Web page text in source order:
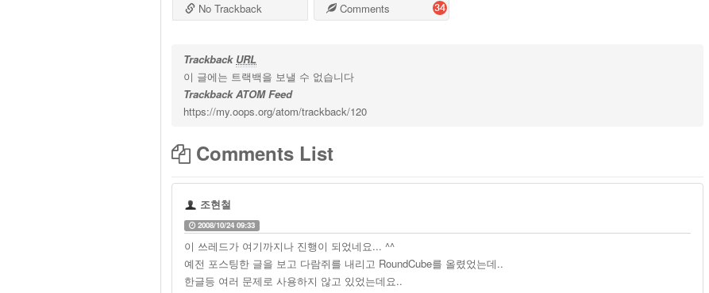
No Trackback Comments 34
Trackback URL
이 글에는 트랙백을 보낼 수 없습니다
Trackback ATOM Feed
https://my.oops.org/atom/trackback/120
Comments List
조현철
2008/10/24 09:33
이 쓰레드가 여기까지나 진행이 되었네요... ^^
예전 포스팅한 글을 보고 다람쥐를 내리고 RoundCube를 올렸었는데..
한글등 여러 문제로 사용하지 않고 있었는데요..